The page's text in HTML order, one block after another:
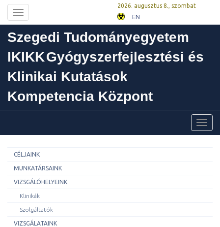
Toggle
navigation
2026. augusztus 8., szombat
EN
Szegedi Tudományegyetem
IKIKKGyógyszerfejlesztési és
Klinikai Kutatások
Kompetencia Központ
CÉLJAINK
MUNKATÁRSAINK
VIZSGÁLÓHELYEINK
Klinikák
Szolgáltatók
VIZSGÁLATAINK